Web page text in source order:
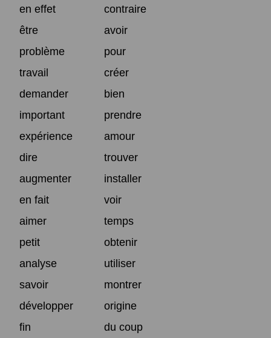
en effet
contraire
être
avoir
problème
pour
travail
créer
demander
bien
important
prendre
expérience
amour
dire
trouver
augmenter
installer
en fait
voir
aimer
temps
petit
obtenir
analyse
utiliser
savoir
montrer
développer
origine
fin
du coup